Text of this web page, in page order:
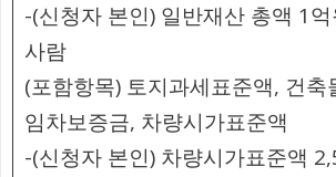
-(신청자 본인) 일반재산 총액 1
사람
(포함항목) 토지과세표준액, 건축
임차보증금, 차량시가표준액
-(신청자 본인) 차량시가표준액